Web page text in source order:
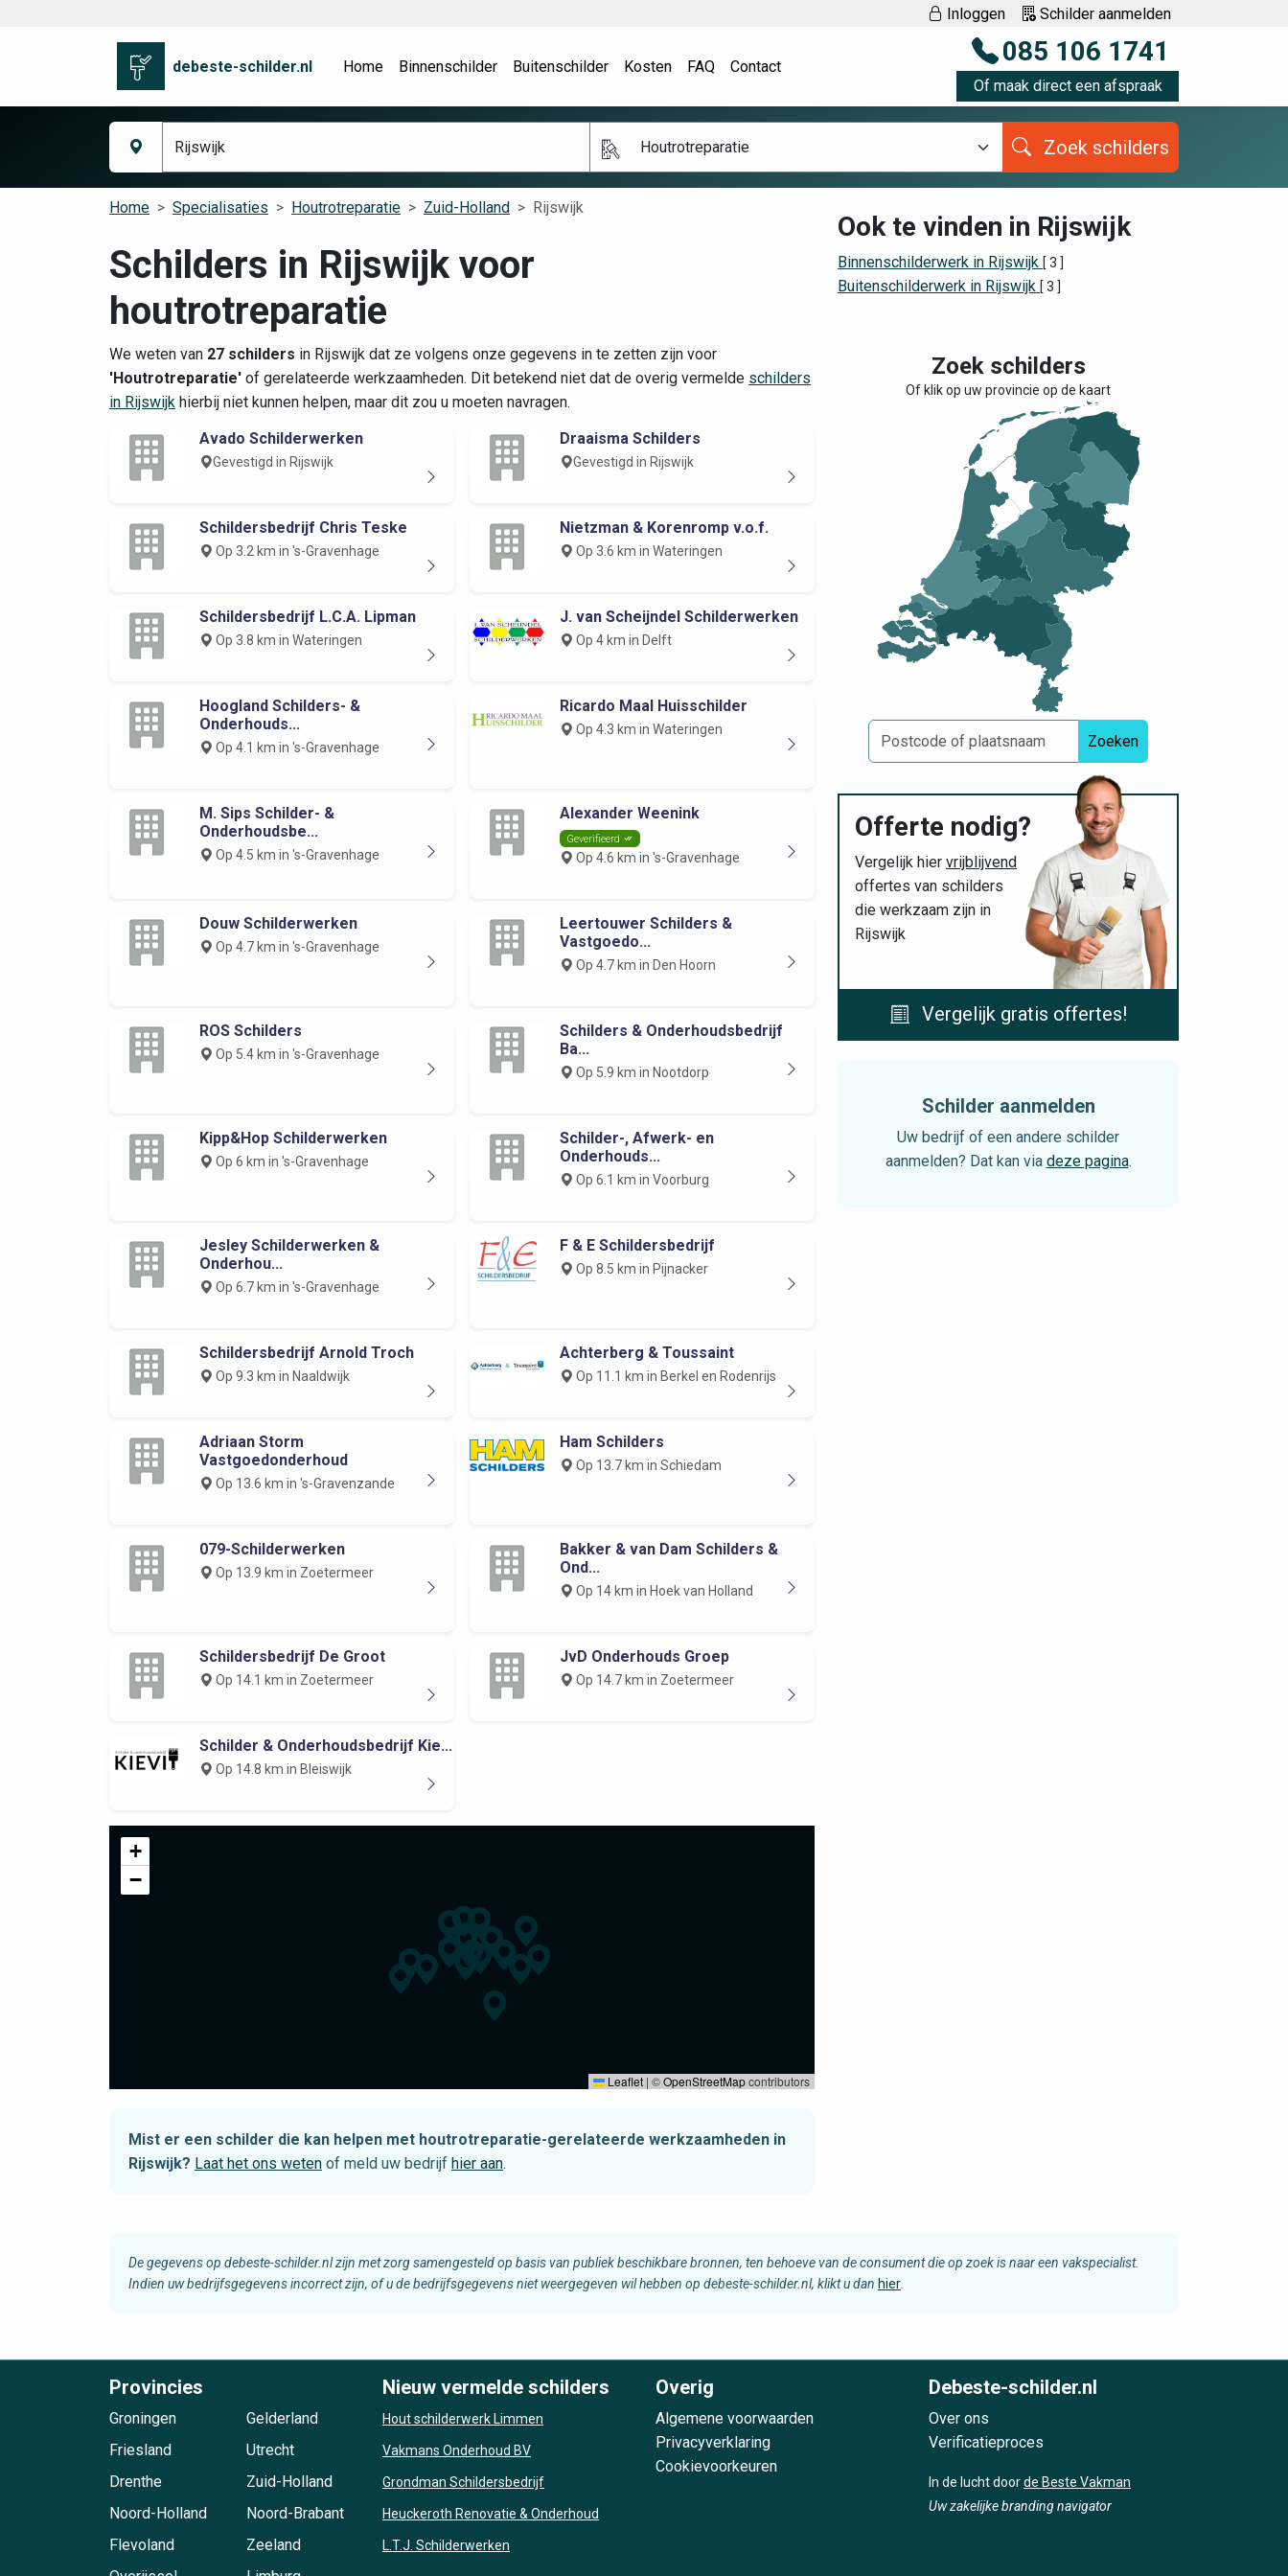
Inloggen Schilder aanmelden
debeste-schilder.nl Home Binnenschilder Buitenschilder Kosten FAQ Contact 085 106 1741
Of maak direct een afspraak
Houtrotreparatie Zoek schilders
Home Specialisaties Houtrotreparatie Zuid-Holland Rijswijk
Schilders in Rijswijk voor
houtrotreparatie
We weten van 27 schilders in Rijswijk dat ze volgens onze gegevens in te zetten zijn voor
'Houtrotreparatie' of gerelateerde werkzaamheden. Dit betekend niet dat de overig vermelde schilders
in Rijswijk hierbij niet kunnen helpen, maar dit zou u moeten navragen.
Avado Schilderwerken
Gevestigd in Rijswijk
Draaisma Schilders
Gevestigd in Rijswijk
Schildersbedrijf Chris Teske
Op 3.2 km in 's-Gravenhage
Nietzman & Korenromp v.o.f.
Op 3.6 km in Wateringen
Schildersbedrijf L.C.A. Lipman
Op 3.8 km in Wateringen
J. van Scheijndel Schilderwerken
Op 4 km in Delft
Hoogland Schilders- &
Onderhouds...
Op 4.1 km in 's-Gravenhage
Ricardo Maal Huisschilder
Op 4.3 km in Wateringen
M. Sips Schilder- &
Onderhoudsbe...
Op 4.5 km in 's-Gravenhage
Alexander Weenink
Geverifieerd
Op 4.6 km in 's-Gravenhage
Douw Schilderwerken
Op 4.7 km in 's-Gravenhage
Leertouwer Schilders &
Vastgoedo...
Op 4.7 km in Den Hoorn
ROS Schilders
Op 5.4 km in 's-Gravenhage
Schilders & Onderhoudsbedrijf
Ba...
Op 5.9 km in Nootdorp
Kipp&Hop Schilderwerken
Op 6 km in 's-Gravenhage
Schilder-, Afwerk- en
Onderhouds...
Op 6.1 km in Voorburg
Jesley Schilderwerken &
Onderhou...
Op 6.7 km in 's-Gravenhage
F & E Schildersbedrijf
Op 8.5 km in Pijnacker
Schildersbedrijf Arnold Troch
Op 9.3 km in Naaldwijk
Achterberg & Toussaint
Op 11.1 km in Berkel en Rodenrijs
Adriaan Storm
Vastgoedonderhoud
Op 13.6 km in 's-Gravenzande
Ham Schilders
Op 13.7 km in Schiedam
079-Schilderwerken
Op 13.9 km in Zoetermeer
Bakker & van Dam Schilders &
Ond...
Op 14 km in Hoek van Holland
Schildersbedrijf De Groot
Op 14.1 km in Zoetermeer
JvD Onderhouds Groep
Op 14.7 km in Zoetermeer
Schilder & Onderhoudsbedrijf Kie...
Op 14.8 km in Bleiswijk
+
−
Leaflet | ©OpenStreetMapcontributors
Mist er een schilder die kan helpen met houtrotreparatie-gerelateerde werkzaamheden in
Rijswijk? Laat het ons weten of meld uw bedrijf hier aan.
Ook te vinden in Rijswijk
Binnenschilderwerk in Rijswijk [ 3 ]
Buitenschilderwerk in Rijswijk [ 3 ]
Zoek schilders
Of klik op uw provincie op de kaart
Zoeken
Offerte nodig?
Vergelijk hier vrijblijvend
offertes van schilders
die werkzaam zijn in
Rijswijk
Vergelijk gratis offertes!
Schilder aanmelden
Uw bedrijf of een andere schilder
aanmelden? Dat kan via deze pagina.
De gegevens op debeste-schilder.nl zijn met zorg samengesteld op basis van publiek beschikbare bronnen, ten behoeve van de consument die op zoek is naar een vakspecialist.
Indien uw bedrijfsgegevens incorrect zijn, of u de bedrijfsgegevens niet weergegeven wil hebben op debeste-schilder.nl, klikt u dan hier
Provincies
Groningen
Friesland
Drenthe
Noord-Holland
Flevoland
Gelderland
Utrecht
Zuid-Holland
Noord-Brabant
Zeeland
Nieuw vermelde schilders
Hout schilderwerk Limmen
Vakmans Onderhoud BV
Grondman Schildersbedrijf
Heuckeroth Renovatie & Onderhoud
L.T.J. Schilderwerken
Overig
Algemene voorwaarden
Privacyverklaring
Cookievoorkeuren
Debeste-schilder.nl
Over ons
Verificatieproces
In de lucht doorde Beste Vakman
Uw zakelijke branding navigator